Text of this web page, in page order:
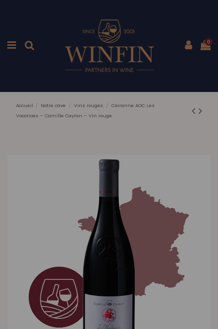
0
Accueil Notre cave Vins rouges
Cairanne AOC Les
Voconces – Camille Cayran – Vin rouge